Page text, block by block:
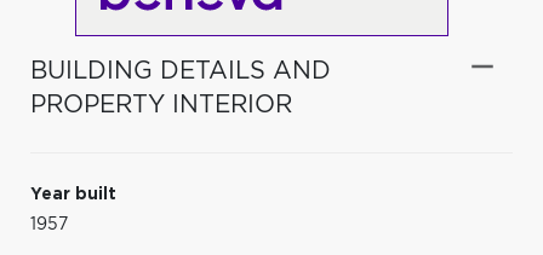
BUILDING DETAILS AND
PROPERTY INTERIOR
Year built
1957